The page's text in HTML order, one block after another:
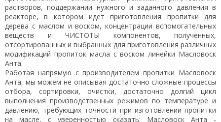
растворов, поддержании нужного и заданного давления в
реакторе, в котором идет приготовления пропитки для
дерева с маслом и воском, концентрации вспомогательных
веществ и ЧИСТОТЫ компонентов, полученных,
отсортированных и выбранных для приготовления различных
модификаций пропиток масла с воском линейки Масловоск
Анта.
Работая напрямую с производителем пропитки Масловоск
Анта, мы можем не описывая достаточно сложные процессы
отбора, сортировки, очистки, достаточно долгий цикл
выполнения производственных режимов по температуре и
давлению, требующих точности при изготовлении пропитки
на масле, с уверенностью сказать: Масловоск Анта -